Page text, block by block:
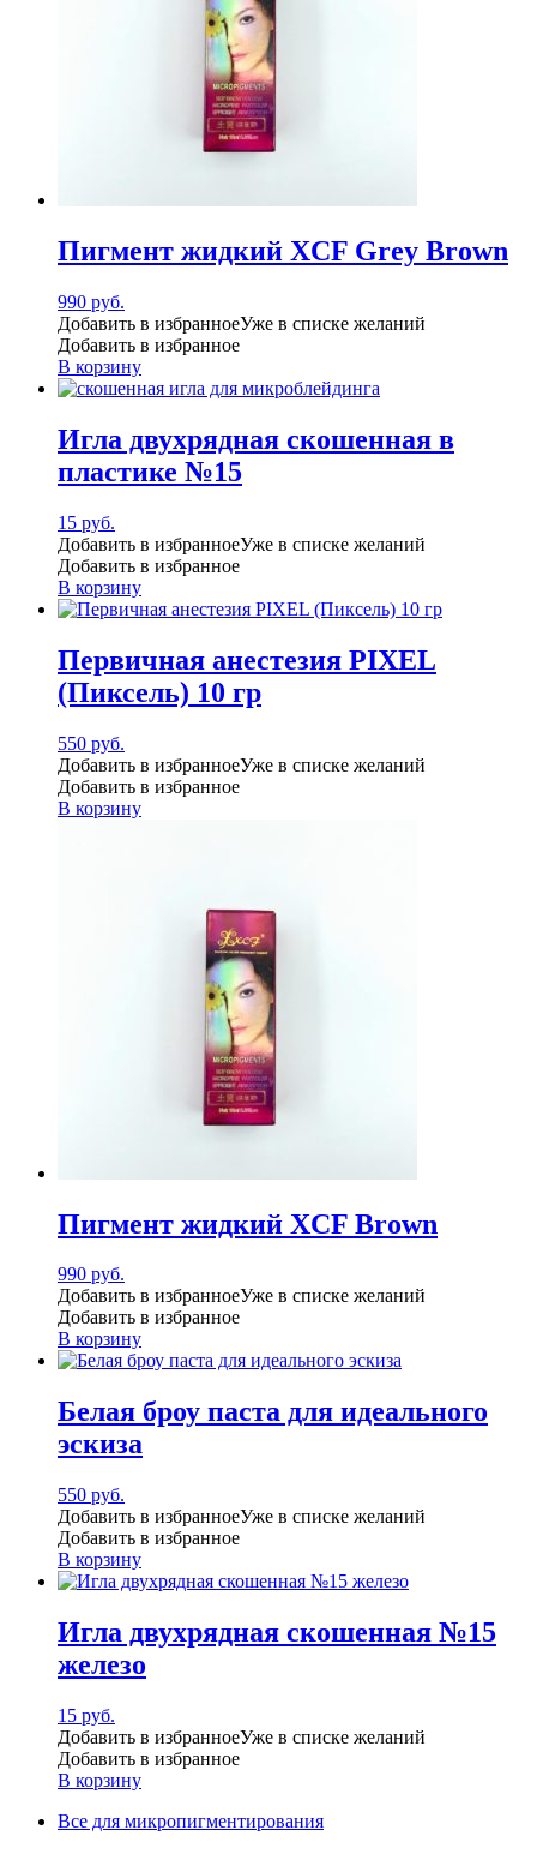
Пигмент жидкий XCF Grey Brown
990 руб.
Добавить в избранноеУже в списке желаний
Добавить в избранное
В корзину
Игла двухрядная скошенная в
пластике №15
15 руб.
Добавить в избранноеУже в списке желаний
Добавить в избранное
В корзину
Первичная анестезия PIXEL
(Пиксель) 10 гр
550 руб.
Добавить в избранноеУже в списке желаний
Добавить в избранное
В корзину
Пигмент жидкий XCF Brown
990 руб.
Добавить в избранноеУже в списке желаний
Добавить в избранное
В корзину
Белая броу паста для идеального
эскиза
550 руб.
Добавить в избранноеУже в списке желаний
Добавить в избранное
В корзину
Игла двухрядная скошенная №15
железо
15 руб.
Добавить в избранноеУже в списке желаний
Добавить в избранное
В корзину
Все для микропигментирования